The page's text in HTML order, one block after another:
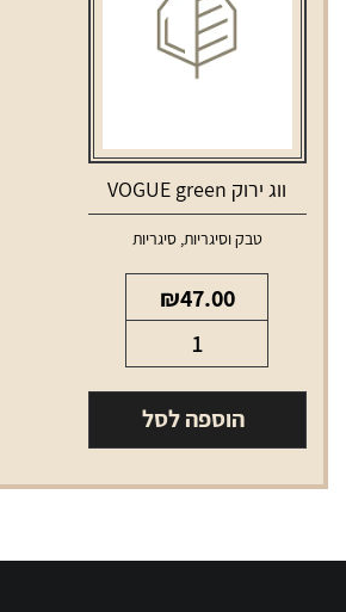
Motion
Blue
ווג ירוק VOGUE green
טבק וסיגריות,סיגריות
₪47.00
של
ווג
ירוק
הוספה לסל